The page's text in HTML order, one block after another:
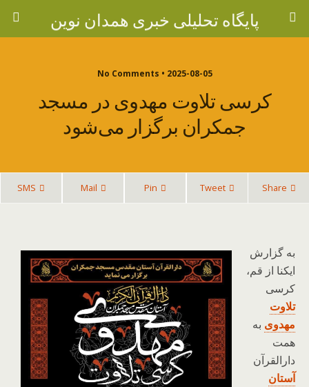
پایگاه تحلیلی خبری همدان نوین
2025-08-05 • No Comments
کرسی تلاوت مهدوی در مسجد
جمکران برگزار می‌شود
Share
Tweet
Pin
Mail
SMS
به گزارش
ایکنا از قم،
کرسی
تلاوت
مهدوی به
همت
دارالقرآن
آستان